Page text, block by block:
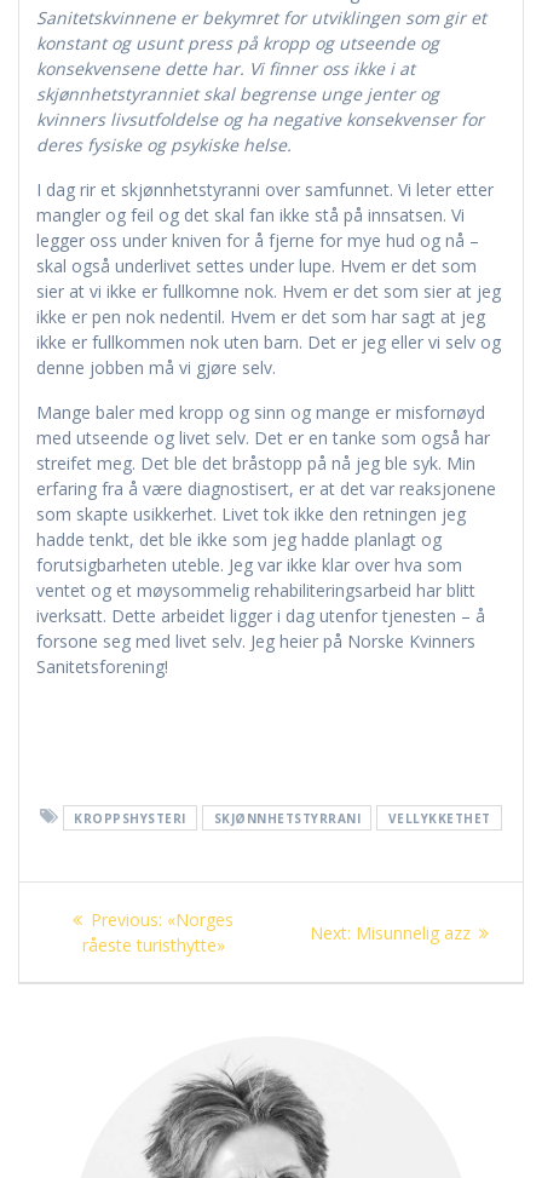
Sanitetskvinnene er bekymret for utviklingen som gir et
konstant og usunt press på kropp og utseende og
konsekvensene dette har. Vi finner oss ikke i at
skjønnhetstyranniet skal begrense unge jenter og
kvinners livsutfoldelse og ha negative konsekvenser for
deres fysiske og psykiske helse.
I dag rir et skjønnhetstyranni over samfunnet. Vi leter etter
mangler og feil og det skal fan ikke stå på innsatsen. Vi
legger oss under kniven for å fjerne for mye hud og nå –
skal også underlivet settes under lupe. Hvem er det som
sier at vi ikke er fullkomne nok. Hvem er det som sier at jeg
ikke er pen nok nedentil. Hvem er det som har sagt at jeg
ikke er fullkommen nok uten barn. Det er jeg eller vi selv og
denne jobben må vi gjøre selv.
Mange baler med kropp og sinn og mange er misfornøyd
med utseende og livet selv. Det er en tanke som også har
streifet meg. Det ble det bråstopp på nå jeg ble syk. Min
erfaring fra å være diagnostisert, er at det var reaksjonene
som skapte usikkerhet. Livet tok ikke den retningen jeg
hadde tenkt, det ble ikke som jeg hadde planlagt og
forutsigbarheten uteble. Jeg var ikke klar over hva som
ventet og et møysommelig rehabiliteringsarbeid har blitt
iverksatt. Dette arbeidet ligger i dag utenfor tjenesten – å
forsone seg med livet selv. Jeg heier på Norske Kvinners
Sanitetsforening!
KROPPSHYSTERI SKJØNNHETSTYRRANI VELLYKKETHET
Innleggsnavigasjon
Previous: Previous
post:
«Norges
råeste turisthytte»
Next: Next
Misunnelig azz